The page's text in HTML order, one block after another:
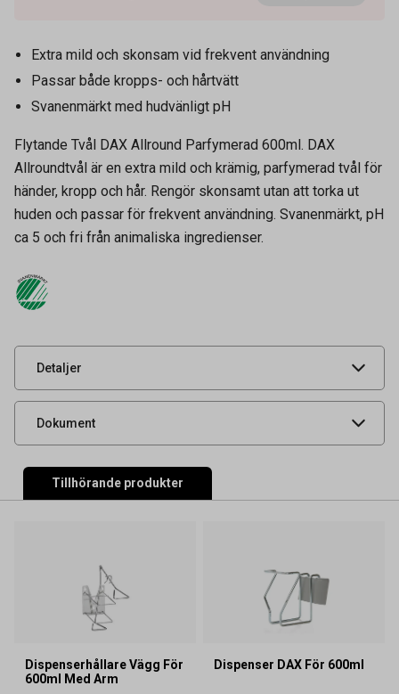
Extra mild och skonsam vid frekvent användning
Passar både kropps- och hårtvätt
Svanenmärkt med hudvänligt pH
Flytande Tvål DAX Allround Parfymerad 600ml. DAX
Allroundtvål är en extra mild och krämig, parfymerad tvål för
händer, kropp och hår. Rengör skonsamt utan att torka ut
huden och passar för frekvent användning. Svanenmärkt, pH
ca 5 och fri från animaliska ingredienser.
Detaljer
Artikelnummer 51020072
Volym
Tidigare artikelnummer
Leverantörens
UNSPSC 53131608
Dokument
Produktdatablad
Tillhörande produkter
Dispenserhållare Vägg För
600ml Med Arm
Dispenser DAX För 600ml